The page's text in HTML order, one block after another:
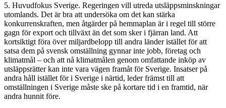
5. Huvudfokus Sverige. Regeringen vill utreda utsläppsminskningar
utomlands. Det är bra att undersöka om det kan stärka
konkurrenskraften, men åtgärder på hemmaplan är i regel till större
gagn för export och tillväxt än det som sker i fjärran land. Att
kortsiktigt föra över miljardbelopp till andra länder istället för att
satsa dem på svensk omställning gynnar inte jobb, företag och
klimatmål – och att nå klimatmålen genom omfattande inköp av
utsläppsrätter kan inte vara vägen framåt för Sverige. Insatser på
andra håll istället för i Sverige i närtid, leder främst till att
omställningen i Sverige måste ske på kortare tid i en framtid, när
andra hunnit före.